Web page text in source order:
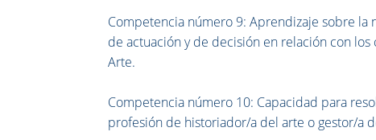
Competencia número 9: Aprendizaje sobre
de actuación y de decisión en relación con
Arte.
Competencia número 10: Capacidad para
profesión de historiador/a del arte o gestor/a